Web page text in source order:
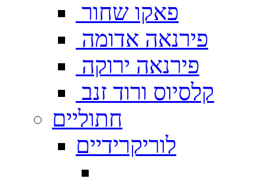
פאקו שחור
פירנאה אדומה
פירנאה ירוקה
קלסיוס ורוד זנב
חתוליים
לוריקרידיים